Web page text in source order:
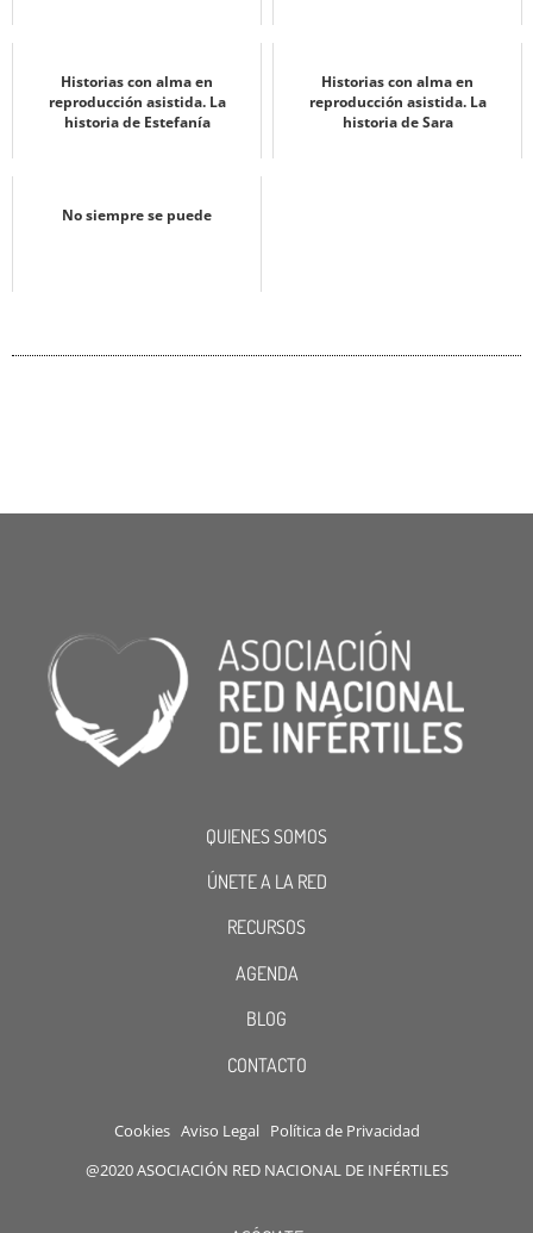
Historias con alma en
reproducción asistida. La
historia de Estefanía
Historias con alma en
reproducción asistida. La
historia de Sara
No siempre se puede
QUIENES SOMOS
ÚNETE A LA RED
RECURSOS
AGENDA
BLOG
CONTACTO
Cookies Aviso Legal Política de Privacidad
@2020 ASOCIACIÓN RED NACIONAL DE INFÉRTILES